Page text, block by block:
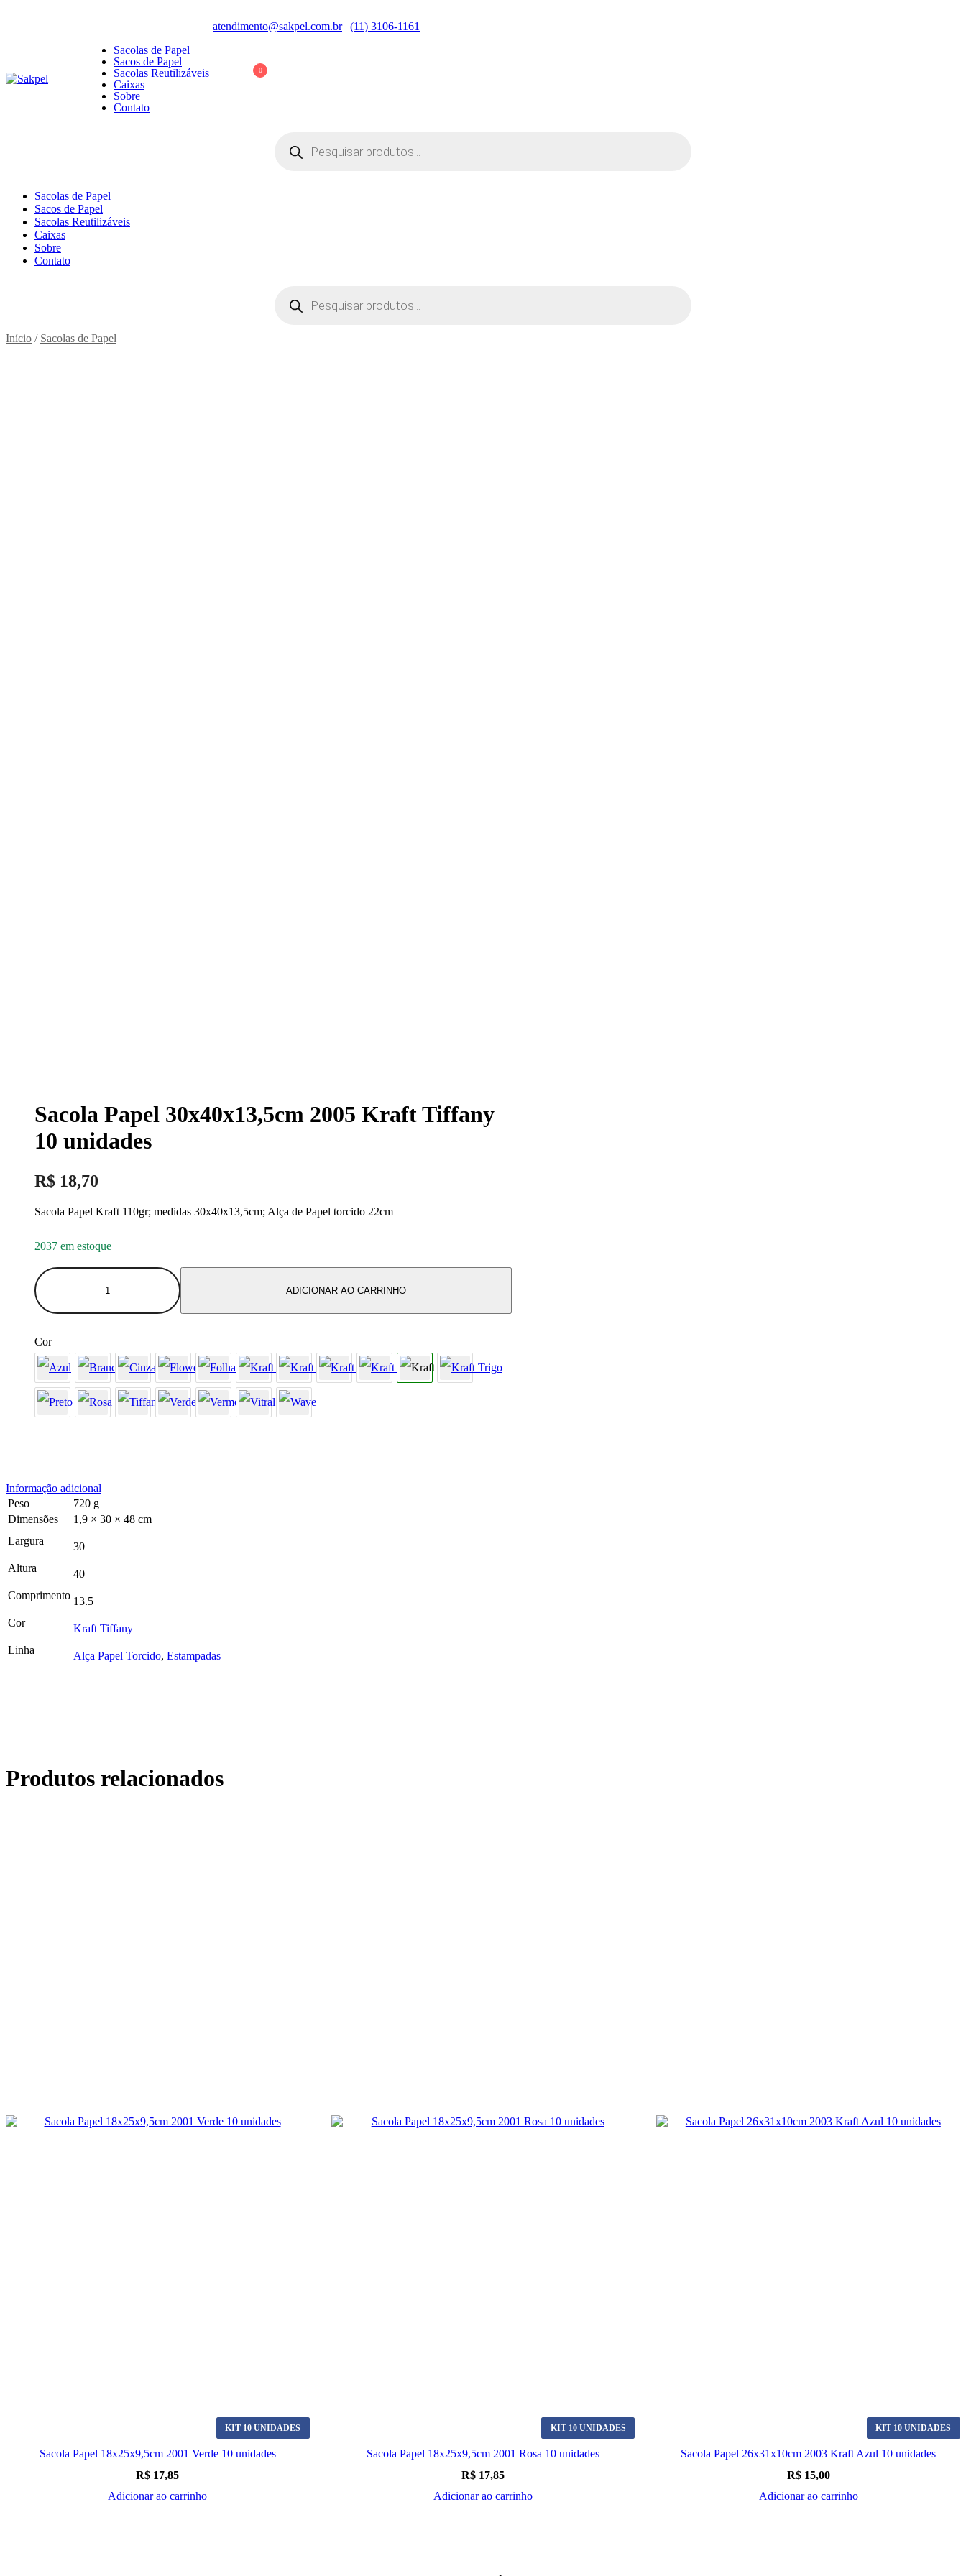
atendimento@sakpel.com.br| (11) 3106-1161
Sacolas, Sacos e Caixas de Papel e Reutilizáveis
Sacolas de Papel
Sacos de Papel
Sacolas Reutilizáveis
Caixas
Sobre
Contato
0
produtos
Sacolas de Papel
Sacos de Papel
Sacolas Reutilizáveis
Caixas
Sobre
Contato
produtos
Início / Sacolas de Papel
Sacola Papel 30x40x13,5cm 2005 Kraft Tiffany
10 unidades
R$ 18,70
Sacola Papel Kraft 110gr; medidas 30x40x13,5cm; Alça de Papel torcido 22cm
2037 em estoque
Papel
2005
10
unidades
ADICIONAR AO CARRINHO
Cor
Informação adicional
Peso
720 g
Dimensões
1,9 × 30 × 48 cm
Largura
30
Altura
40
Comprimento 13.5
Cor
Kraft Tiffany
Linha
Alça Papel Torcido, Estampadas
Produtos relacionados
KIT 10 UNIDADES
Sacola Papel 18x25x9,5cm 2001 Verde 10 unidades
R$ 17,85
Adicionar ao carrinho
KIT 10 UNIDADES
Sacola Papel 18x25x9,5cm 2001 Rosa 10 unidades
R$17,85
Adicionar ao carrinho
KIT 10 UNIDADES
Sacola Papel 26x31x10cm 2003 Kraft Azul 10 unidades
R$15,00
Adicionar ao carrinho